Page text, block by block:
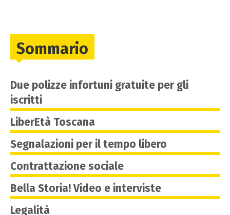
Sommario
Due polizze infortuni gratuite per gli
iscritti
LiberEtà Toscana
Segnalazioni per il tempo libero
Contrattazione sociale
Bella Storia! Video e interviste
Legalità